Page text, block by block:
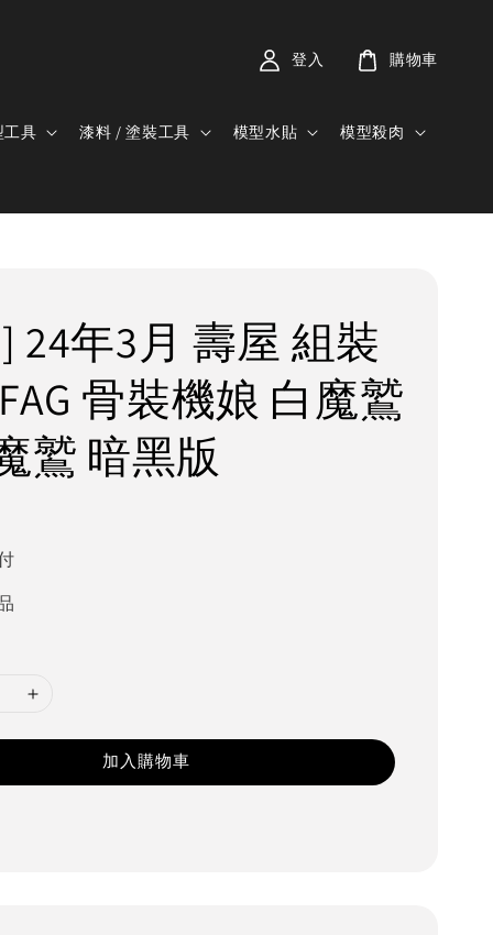
工具 漆料 / 塗裝工具 模型水貼 模型殺肉
登入 購物車
24年3月 壽屋 組裝
骨裝機娘 白魔鷲
鷲 暗黑版
加入購物車